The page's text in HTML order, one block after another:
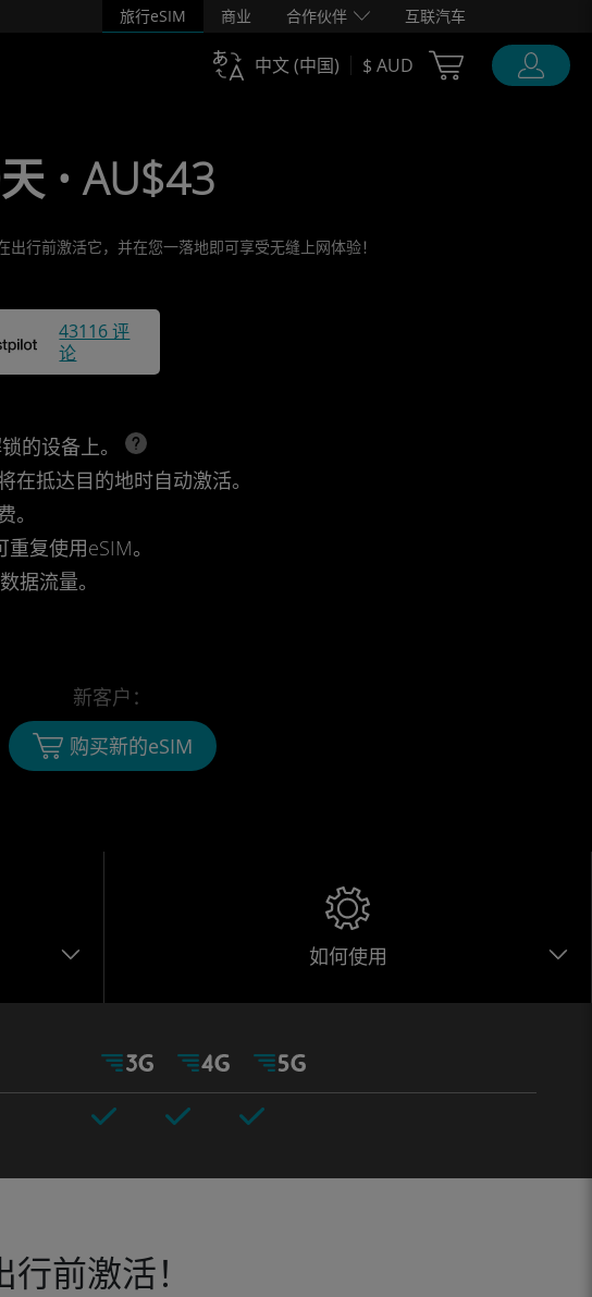
旅行eSIM 商业 合作伙伴 互联汽车
中文 (中国) $ AUD Cart Ubigi
• AU$43
行前激活它，并在您一落地即可享受无缝上网体验！
43116 评
论
的设备上。
抵达目的地时自动激活。
复使用eSIM。
据流量。
新客户：
购买新的eSIM
如何使用
前激活！